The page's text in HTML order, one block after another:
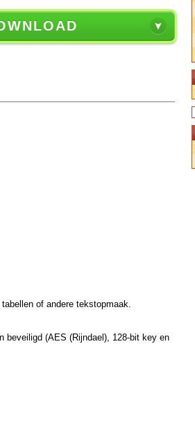
of andere tekstopmaak.
beveiligd (AES (Rijndael), 128-bit key en